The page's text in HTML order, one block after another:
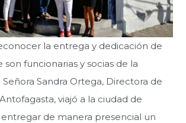
la entrega y dedicación de
son funcionarias y socias de la
Sandra Ortega, Directora de
viajó a la ciudad de
entregar de manera presencial un